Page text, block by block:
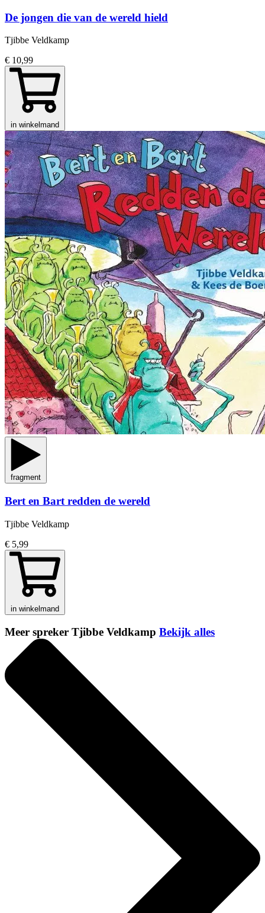
De jongen die van de wereld hield
Tjibbe Veldkamp
€ 10,99
in winkelmand
fragment
Bert en Bart redden de wereld
Tjibbe Veldkamp
€ 5,99
in winkelmand
Meer spreker Tjibbe Veldkamp Bekijk alles